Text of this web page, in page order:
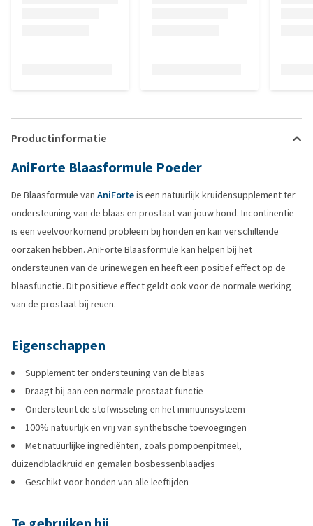
Productinformatie
AniForte Blaasformule Poeder
De Blaasformule van AniForteis een natuurlijk kruidensupplement ter
ondersteuning van de blaas en prostaat van jouw hond. Incontinentie
is een veelvoorkomend probleem bij honden en kan verschillende
oorzaken hebben. AniForte Blaasformule kan helpen bij het
ondersteunen van de urinewegen en heeft een positief effect op de
blaasfunctie. Dit positieve effect geldt ook voor de normale werking
van de prostaat bij reuen.
Eigenschappen
Supplement ter ondersteuning van de blaas
Draagt bij aan een normale prostaat functie
Ondersteunt de stofwisseling en het immuunsysteem
100% natuurlijk en vrij van synthetische toevoegingen
Met natuurlijke ingrediënten, zoals pompoenpitmeel,
duizendbladkruid en gemalen bosbessenblaadjes
Geschikt voor honden van alle leeftijden